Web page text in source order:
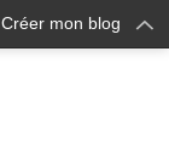
Créer mon blog